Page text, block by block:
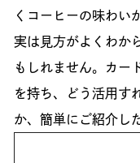
くコーヒーの味わい
実は見方がよくわか
もしれません。カー
を持ち、どう活用す
か、簡単にご紹介し